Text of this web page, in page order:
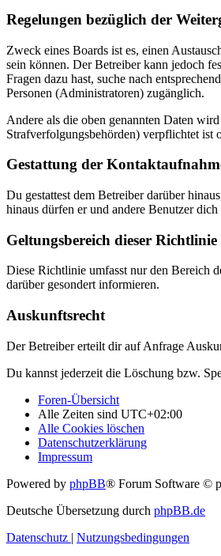
Regelungen bezüglich der
Zweck eines Boards ist es, einen
sein können. Der Betreiber kann jedoch
Fragen dazu hast, suche nach
Personen (Administratoren) zugänglich.
Andere als die oben genannten Daten
Strafverfolgungsbehörden) verpflichtet ist
Gestattung der
Du gestattest dem Betreiber darüber
hinaus dürfen er und andere Benutzer
Geltungsbereich dieser Richtlinie
Diese Richtlinie umfasst nur den Bereich
darüber gesondert informieren.
Auskunftsrecht
Der Betreiber erteilt dir auf Anfrage
Du kannst jederzeit die Löschung bzw.
Foren-Übersicht
Alle Zeiten sind UTC+02:00
Alle Cookies löschen
Datenschutzerklärung
Impressum
Powered by phpBB® Forum Software ©
Deutsche Übersetzung durch phpBB.de
Datenschutz | Nutzungsbedingungen